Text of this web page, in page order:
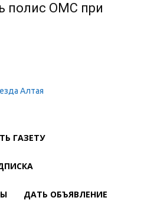
полис ОМС при
ГАЗЕТУ
ДАТЬ ОБЪЯВЛЕНИЕ